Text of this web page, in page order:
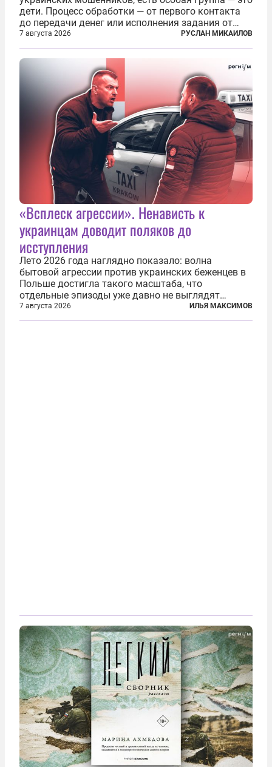
дети. Процесс обработки — от первого контакта
до передачи денег или исполнения задания от
кураторов может занять от двух часов до
нескольких месяцев. Детей превращают в
послушных исполнителей, которые...
7 августа 2026 РУСЛАН МИКАИЛОВ
«Всплеск агрессии». Ненависть к
украинцам доводит поляков до
исступления
Лето 2026 года наглядно показало: волна
бытовой агрессии против украинских беженцев в
Польше достигла такого масштаба, что
отдельные эпизоды уже давно не выглядят
случайными. Поляки, судя по происходящему,
буквально теряют рассудок от ненависти к
7 августа 2026 ИЛЬЯ МАКСИМОВ